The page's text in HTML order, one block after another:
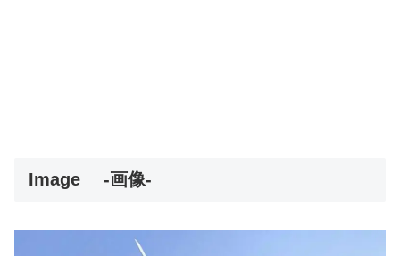
Image -画像-